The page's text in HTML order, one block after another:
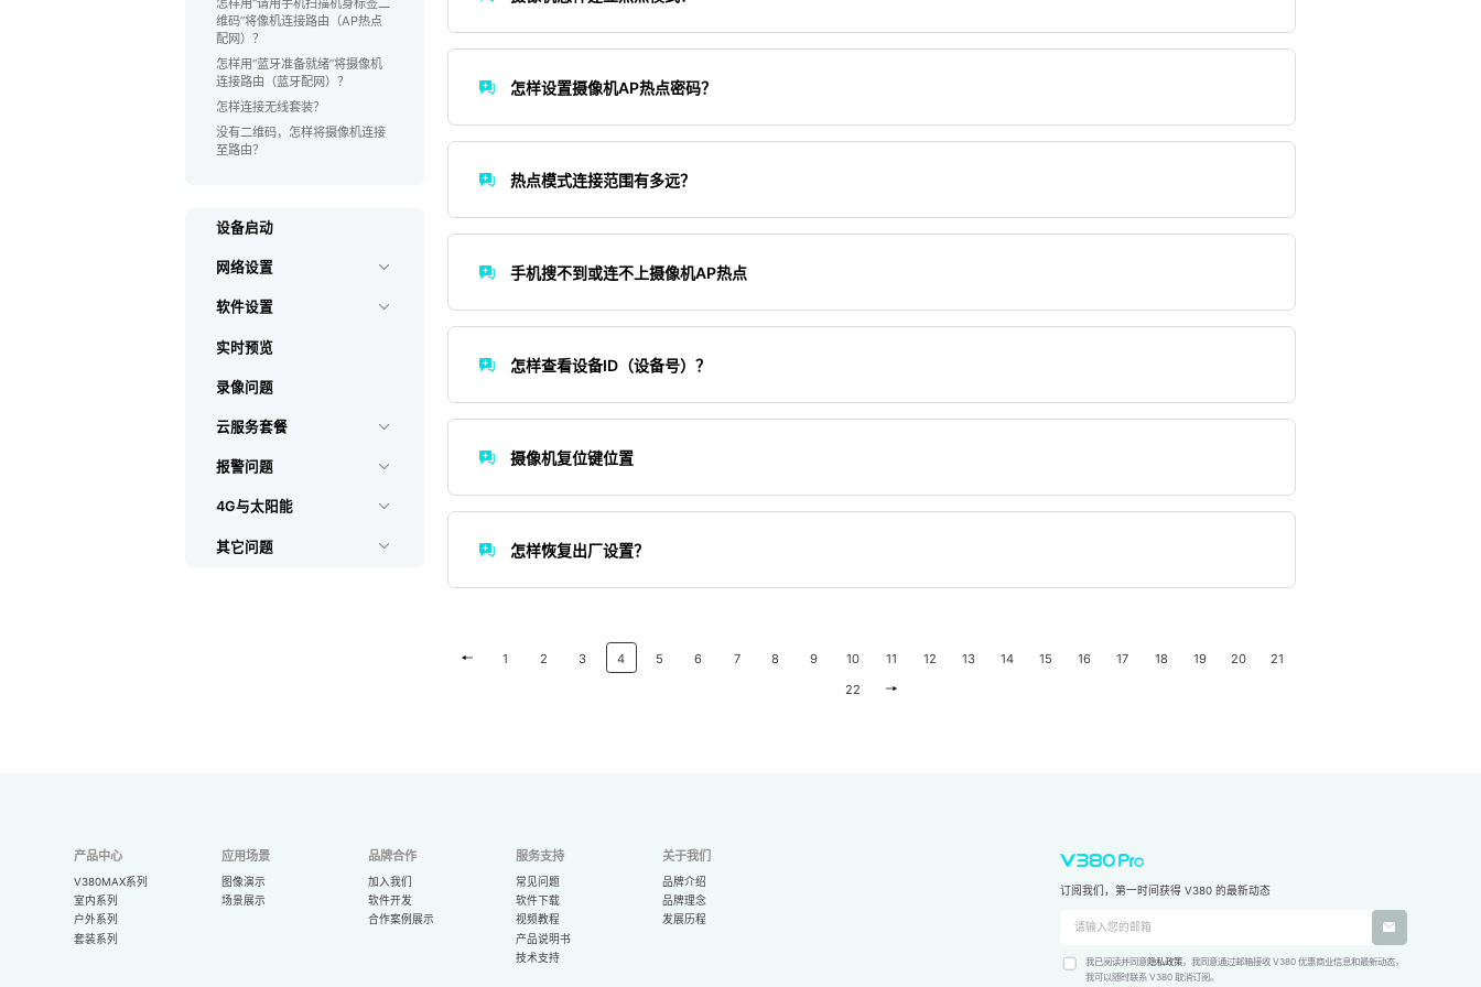
维码”将像机连接路由（AP热点
配网）？
怎样用“蓝牙准备就绪”将摄像机
连接路由（蓝牙配网）？
怎样连接无线套装？
没有二维码，怎样将摄像机连接
至路由？
设备启动
网络设置
软件设置
实时预览
录像问题
云服务套餐
报警问题
4G与太阳能
其它问题
怎样设置摄像机AP热点密码？
热点模式连接范围有多远？
手机搜不到或连不上摄像机AP热点
怎样查看设备ID（设备号）？
摄像机复位键位置
怎样恢复出厂设置？
1 2 3 4 5 6 7 8 9 10 11 12 13 14 15 16 17 18 19 20
21
22
产品中心
V380MAX系列
室内系列
户外系列
套装系列
应用场景
图像演示
场景展示
品牌合作
加入我们
软件开发
合作案例展示
服务支持
常见问题
软件下载
视频教程
产品说明书
技术支持
关于我们
品牌介绍
品牌理念
发展历程
订阅我们，第一时间获得 V380 的最新动态
我已阅读并同意隐私政策，我同意通过邮箱接收 V380 优惠商业信息和最新动态，
我可以随时联系 V380 取消订阅。